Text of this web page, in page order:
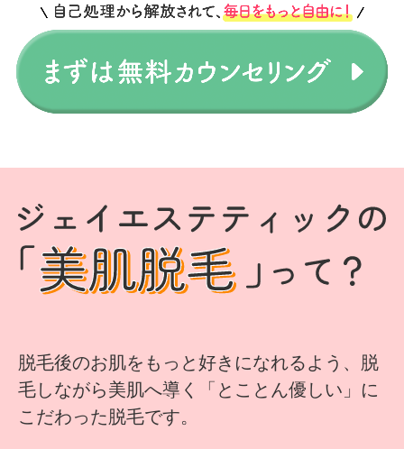
脱毛後のお肌をもっと好きになれるよう、脱
毛しながら美肌へ導く「とことん優しい」に
こだわった脱毛です。